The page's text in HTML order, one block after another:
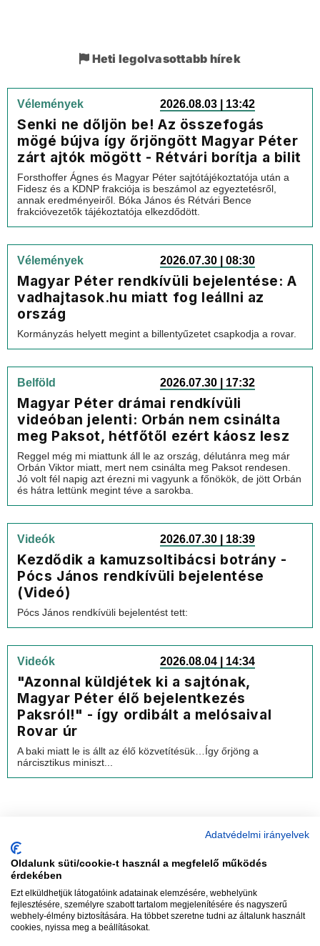
Heti legolvasottabb hírek
Vélemények 2026.08.03 | 13:42
Senki ne dőljön be! Az összefogás
mögé bújva így őrjöngött Magyar Péter
zárt ajtók mögött - Rétvári borítja a bilit
Forsthoffer Ágnes és Magyar Péter sajtótájékoztatója után a
Fidesz és a KDNP frakciója is beszámol az egyeztetésről,
annak eredményeiről. Bóka János és Rétvári Bence
frakcióvezetők tájékoztatója elkezdődött.
Vélemények 2026.07.30 | 08:30
Magyar Péter rendkívüli bejelentése: A
vadhajtasok.hu miatt fog leállni az
ország
Kormányzás helyett megint a billentyűzetet csapkodja a rovar.
Belföld 2026.07.30 | 17:32
Magyar Péter drámai rendkívüli
videóban jelenti: Orbán nem csinálta
meg Paksot, hétfőtől ezért káosz lesz
Reggel még mi miattunk áll le az ország, délutánra meg már
Orbán Viktor miatt, mert nem csinálta meg Paksot rendesen.
Jó volt fél napig azt érezni mi vagyunk a főnökök, de jött Orbán
és hátra lettünk megint téve a sarokba.
Videók 2026.07.30 | 18:39
Kezdődik a kamuzsoltibácsi botrány -
Pócs János rendkívüli bejelentése
(Videó)
Pócs János rendkívüli bejelentést tett:
Videók 2026.08.04 | 14:34
"Azonnal küldjétek ki a sajtónak,
Magyar Péter élő bejelentkezés
Paksról!" - így ordibált a melósaival
Rovar úr
A baki miatt le is állt az élő közvetítésük…Így őrjöng a
nárcisztikus miniszt...
Szerkesztőség:szerk@vadhajtasok.hu
Modi:moderator@vadhajtasok.hu
Adatvédelmi irányelvek
Oldalunk süti/cookie-t használ a megfelelő működés
érdekében
Ezt elküldhetjük látogatóink adatainak elemzésére, webhelyünk
fejlesztésére, személyre szabott tartalom megjelenítésére és nagyszerű
webhely-élmény biztosítására. Ha többet szeretne tudni az általunk használt
cookies, nyissa meg a beállításokat.